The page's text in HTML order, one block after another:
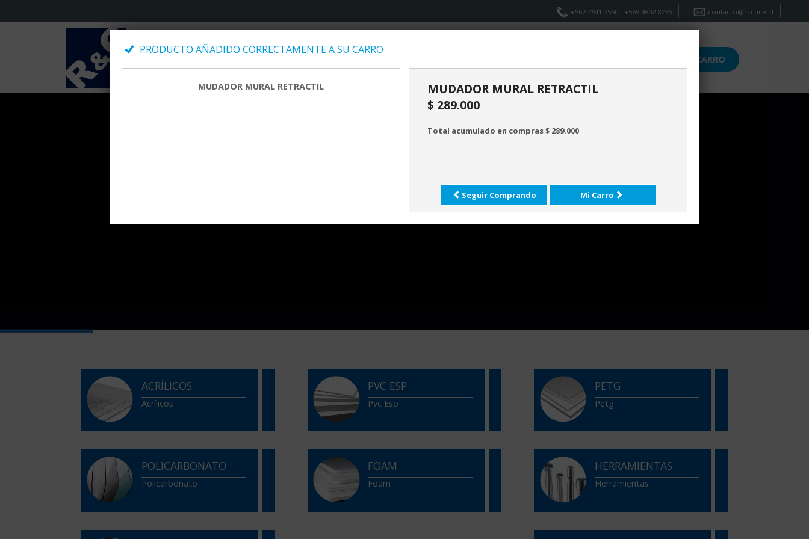
PRODUCTO AÑADIDO CORRECTAMENTE A SU CARRO
MUDADOR MURAL RETRACTIL
MUDADOR MURAL RETRACTIL
$ 289.000
Total acumulado en compras $ 289.000
Seguir Comprando Mi Carro
+562 2641 7550 - +569 9802 8736 contacto@rcchile.cl
CARRO
ACRÍLICOS
Acrílicos
PVC ESP
Pvc Esp
PETG
Petg
POLICARBONATO
Policarbonato
FOAM
Foam
HERRAMIENTAS
Herramientas